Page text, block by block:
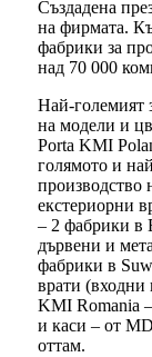
Създадена
на фирмата.
фабрики за
над 70 000
Най-големият
на модели и
Porta KMI
голямото и
производство
екстериорни
– 2 фабрики в
дървени и
фабрики в
врати
KMI Romania
и каси – от
оттам.